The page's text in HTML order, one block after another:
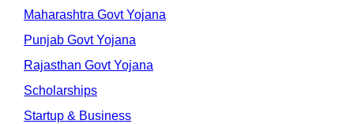
Maharashtra Govt Yojana
Punjab Govt Yojana
Rajasthan Govt Yojana
Scholarships
Startup & Business